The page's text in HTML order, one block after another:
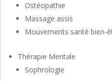
Ostéopathie
Massage assis
Mouvements santé bien-
Thérapie Mentale
Sophrologie